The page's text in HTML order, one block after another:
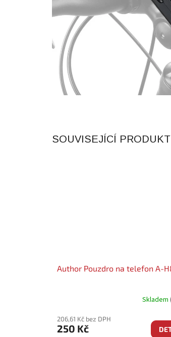
SOUVISEJÍCÍ
Author Pouzdro na telefon A-
Skladem
206,61 Kč bez DPH
250 Kč